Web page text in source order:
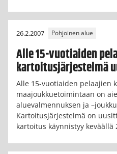
26.2.2007 Pohjoinen alue
Alle 15-vuotiaiden
kartoitusjärjestelmä
Alle 15-vuotiaiden pelaajien
maajoukkuetoimintaan on
aluevalmennuksen ja
Kartoitusjärjestelmä on
kartoitus käynnistyy keväällä